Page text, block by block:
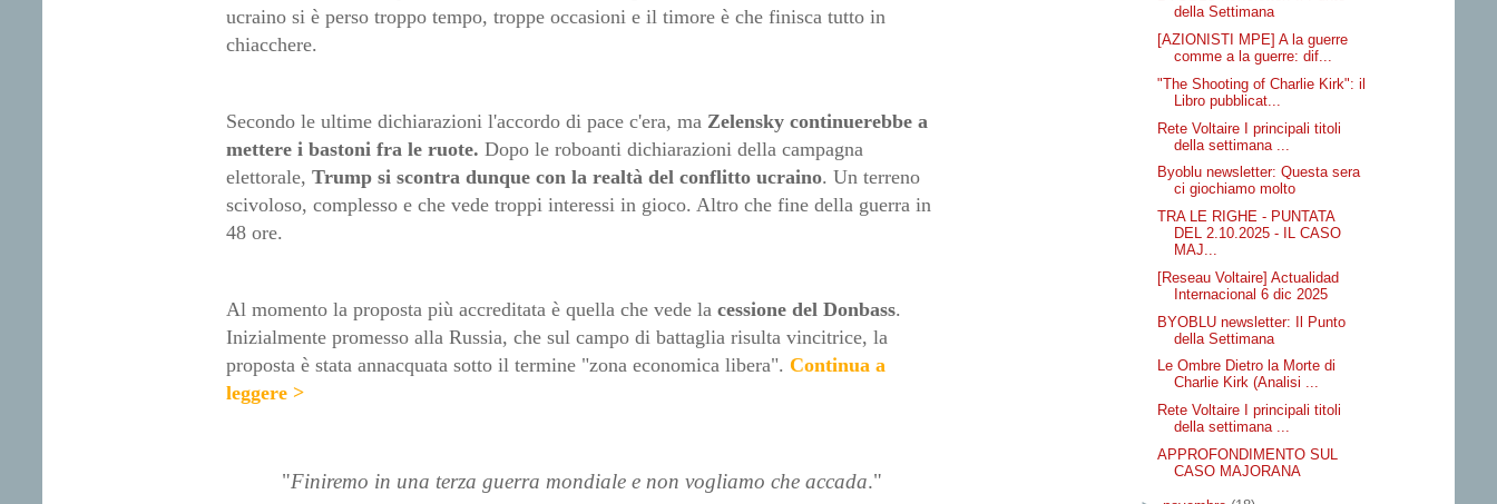
ucraino si è perso troppo tempo, troppe occasioni e il timore è che finisca tutto in
chiacchere.
Secondo le ultime dichiarazioni l'accordo di pace c'era, ma Zelensky continuerebbe a
mettere i bastoni fra le ruote. Dopo le roboanti dichiarazioni della campagna
elettorale, Trump si scontra dunque con la realtà del conflitto ucraino. Un terreno
scivoloso, complesso e che vede troppi interessi in gioco. Altro che fine della guerra in
48 ore.
Al momento la proposta più accreditata è quella che vede la cessione del Donbass.
Inizialmente promesso alla Russia, che sul campo di battaglia risulta vincitrice, la
proposta è stata annacquata sotto il termine "zona economica libera". Continua a
leggere >
"Finiremo in una terza guerra mondiale e non vogliamo che accada."
della Settimana
[AZIONISTI MPE] A la guerre
comme a la guerre: dif...
"The Shooting of Charlie Kirk": il
Libro pubblicat...
Rete Voltaire I principali titoli
della settimana ...
Byoblu newsletter: Questa sera
ci giochiamo molto
TRA LE RIGHE - PUNTATA
DEL 2.10.2025 - IL CASO
MAJ...
[Reseau Voltaire] Actualidad
Internacional 6 dic 2025
BYOBLU newsletter: Il Punto
della Settimana
Le Ombre Dietro la Morte di
Charlie Kirk (Analisi ...
Rete Voltaire I principali titoli
della settimana ...
APPROFONDIMENTO SUL
CASO MAJORANA